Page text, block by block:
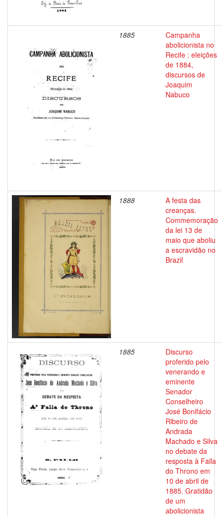
1885
Campanha
abolicionista no
Recife : eleições
de 1884,
discursos de
Joaquim
Nabuco
1888
A festa das
creanças.
Commemoração
da lei 13 de
maio que aboliu
a escravidão no
Brazil
1885
Discurso
proferido pelo
venerando e
eminente
Senador
Conselheiro
José Bonifácio
Ribeiro de
Andrada
Machado e Silva
no debate da
resposta à Falla
do Throno em
10 de abril de
1885. Gratidão
de um
abolicionista